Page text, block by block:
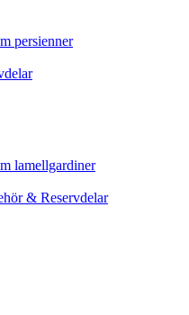
persienner
lamellgardiner
& Reservdelar